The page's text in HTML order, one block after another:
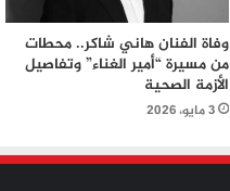
وفاة الفنان هاني شاكر.. محطات
من مسيرة “أمير الغناء” وتفاصيل
الأزمة الصحية
3 مايو، 2026